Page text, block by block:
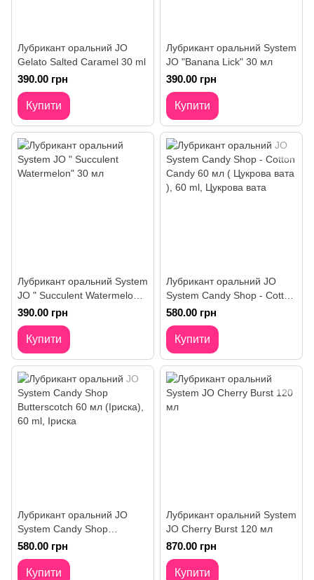
Лубрикант оральний JO
Gelato Salted Caramel 30 ml
390.00 грн
Купити
Лубрикант оральний System
JO "Banana Lick" 30 мл
390.00 грн
Купити
Лубрикант оральний System
JO " Succulent Watermelon"
30 мл
390.00 грн
Купити
Лубрикант оральний JO
System Candy Shop - Cotton
Candy 60 мл ( Цукрова вата
580.00 грн
Купити
Лубрикант оральний JO
System Candy Shop
Butterscotch 60 мл (Іриска)
580.00 грн
Купити
Лубрикант оральний System
JO Cherry Burst 120 мл
870.00 грн
Купити